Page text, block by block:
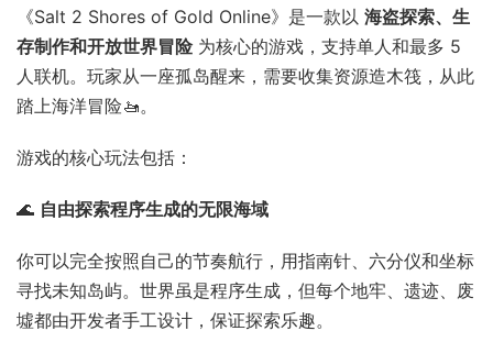
《Salt 2 Shores of Gold Online》是一款以 海盗探索、生
存制作和开放世界冒险为核心的游戏，支持单人和最多 5
人联机。玩家从一座孤岛醒来，需要收集资源造木筏，从此
踏上海洋冒险🚤。
游戏的核心玩法包括：
🌊 自由探索程序生成的无限海域
你可以完全按照自己的节奏航行，用指南针、六分仪和坐标
寻找未知岛屿。世界虽是程序生成，但每个地牢、遗迹、废
墟都由开发者手工设计，保证探索乐趣。